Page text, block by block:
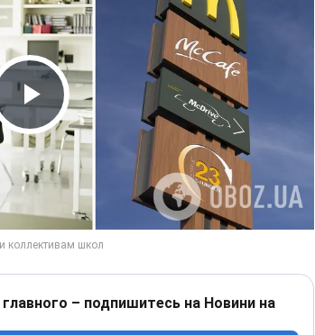
Video
– подпишитесь на Новини на